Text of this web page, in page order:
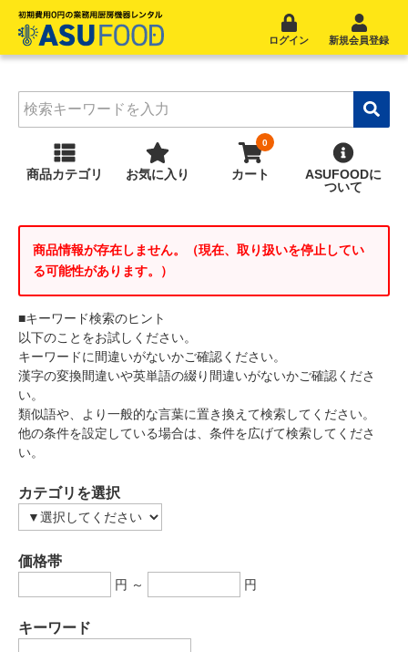
ログイン 新規会員登録
商品カテゴリ お気に入り カート ASUFOODに
ついて
商品情報が存在しません。（現在、取り扱いを停止してい
る可能性があります。）
■キーワード検索のヒント
以下のことをお試しください。
キーワードに間違いがないかご確認ください。
漢字の変換間違いや英単語の綴り間違いがないかご確認くださ
い。
類似語や、より一般的な言葉に置き換えて検索してください。
他の条件を設定している場合は、条件を広げて検索してくださ
い。
カテゴリを選択
価格帯
円 ～ 円
キーワード